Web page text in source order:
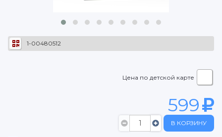
1-00480512
Цена по детской карте
599
В КОРЗИНУ